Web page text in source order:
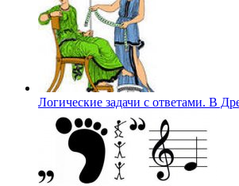
Логические задачи с ответами. В